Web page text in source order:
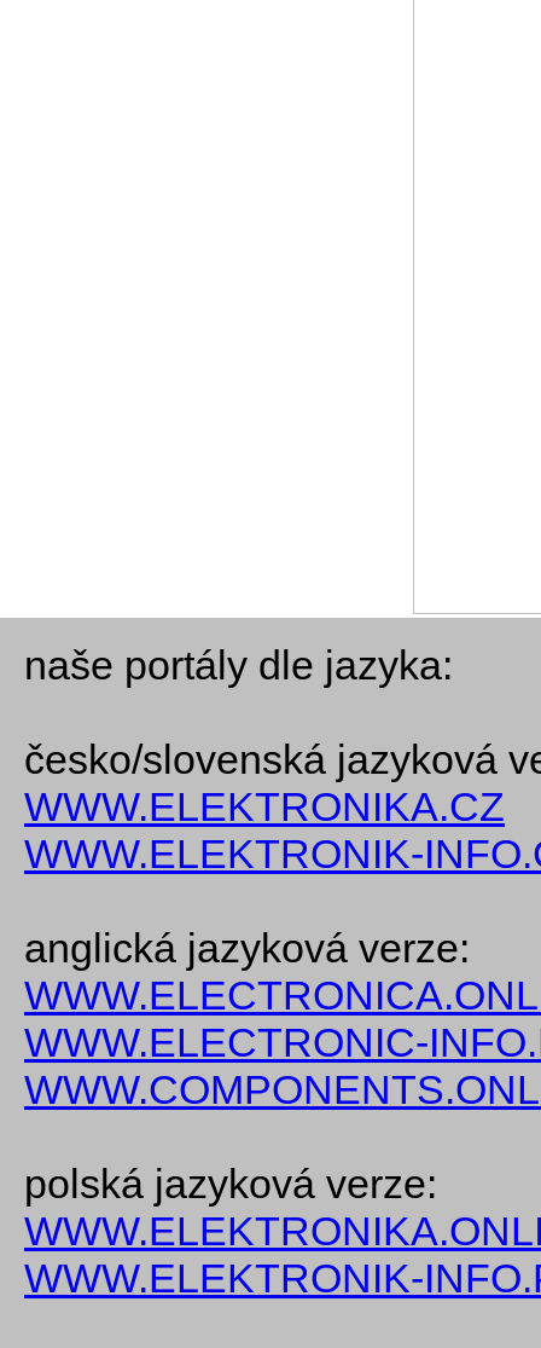
naše portály dle jazyka:
česko/slovenská jazyková
WWW.ELEKTRONIKA.CZ
WWW.ELEKTRONIK-
anglická jazyková verze:
WWW.ELECTRONIC-
polská jazyková verze:
WWW.ELEKTRONIK-